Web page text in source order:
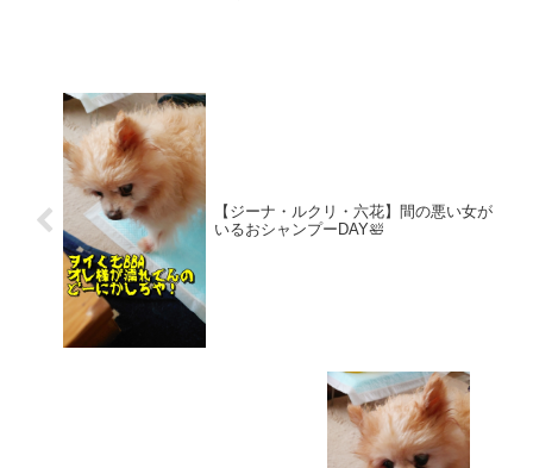
【ジーナ・ルクリ・六花】間の悪い女が
いるおシャンプーDAY🛀